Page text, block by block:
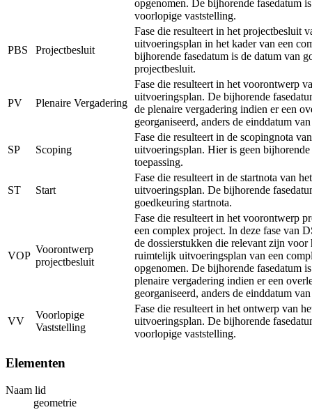
opgenomen. De bijhorende fasedatum
voorlopige vaststelling.
PBS Projectbesluit
Fase die resulteert in het projectbesluit
uitvoeringsplan in het kader van een
bijhorende fasedatum is de datum van
projectbesluit.
PV Plenaire Vergadering
Fase die resulteert in het voorontwerp
uitvoeringsplan. De bijhorende
de plenaire vergadering indien er een
georganiseerd, anders de einddatum
SP Scoping
Fase die resulteert in de scopingnota
uitvoeringsplan. Hier is geen bijhorende
toepassing.
ST Start
Fase die resulteert in de startnota van
uitvoeringsplan. De bijhorende
goedkeuring startnota.
VOP
Voorontwerp
projectbesluit
Fase die resulteert in het voorontwerp
een complex project. In deze fase van
de dossierstukken die relevant zijn
ruimtelijk uitvoeringsplan van een
opgenomen. De bijhorende fasedatum
plenaire vergadering indien er een
georganiseerd, anders de einddatum
VV
Voorlopige
Vaststelling
Fase die resulteert in het ontwerp van
uitvoeringsplan. De bijhorende
voorlopige vaststelling.
Elementen
Naam lid
geometrie